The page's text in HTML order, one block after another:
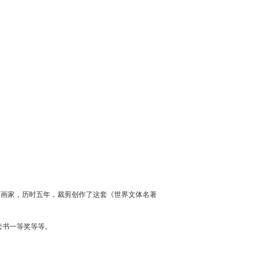
家，历时五年，裁剪创作了这套《世界文体名著
一等奖等等。